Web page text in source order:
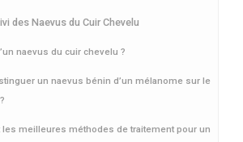
des Naevus du Cuir Chevelu
naevus du cuir chevelu ?
un naevus bénin d’un mélanome sur le
les meilleures méthodes de traitement pour un